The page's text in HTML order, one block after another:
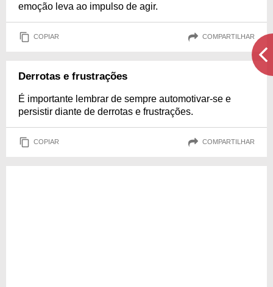
emoção leva ao impulso de agir.
COPIAR COMPARTILHAR
Derrotas e frustrações
É importante lembrar de sempre automotivar-se e
persistir diante de derrotas e frustrações.
COPIAR COMPARTILHAR